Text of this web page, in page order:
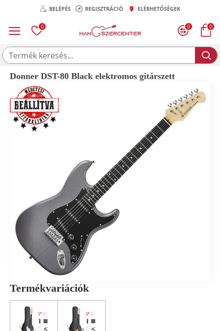
BELÉPÉS REGISZTRÁCIÓ ELÉRHETŐSÉGEK
0 0 0
Donner DST-80 Black elektromos gitárszett
Termékvariációk